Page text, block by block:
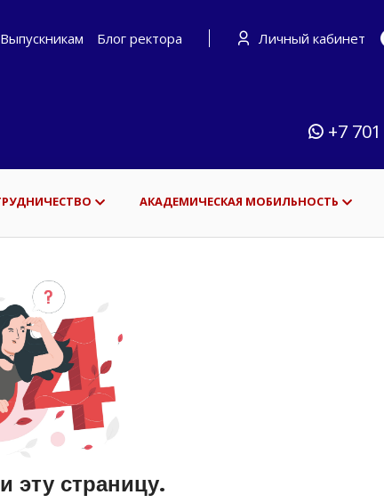
Выпускникам Блог ректора Личный кабинет
+7
АКАДЕМИЧЕСКАЯ МОБИЛЬНОСТЬ
эту страницу.